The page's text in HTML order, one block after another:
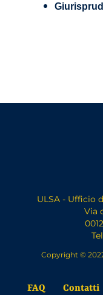
ULSA - Ufficio
Via
Copyright ©
FAQ Contatti